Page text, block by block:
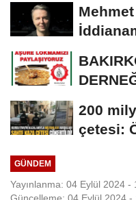
Hapis
200
çetesi:
GÜNDEM
Yayınlanma: 04 Eylül 2024 -
Güncelleme: 04 Eylül 2024 -